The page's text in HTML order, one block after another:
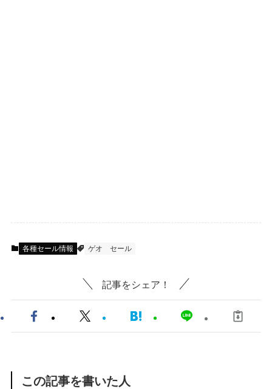
各種セール情報 ゲオ セール
記事をシェア！
この記事を書いた人